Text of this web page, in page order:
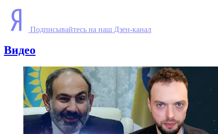
Подписывайтесь на наш Дзен-канал
Видео